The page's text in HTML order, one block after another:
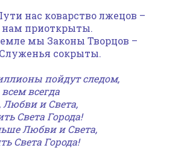
нас коварство лжецов –
приоткрыты.
мы Законы Творцов –
сокрыты.
пойдут следом,
всегда
и Света,
Света Города!
Любви и Света,
Света Города!